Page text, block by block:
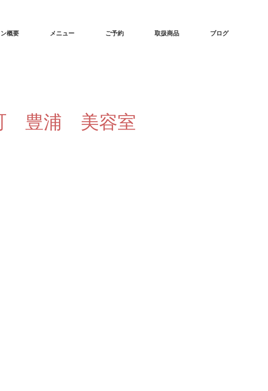
概要 メニュー ご予約 取扱商品 ブログ
豊浦 美容室